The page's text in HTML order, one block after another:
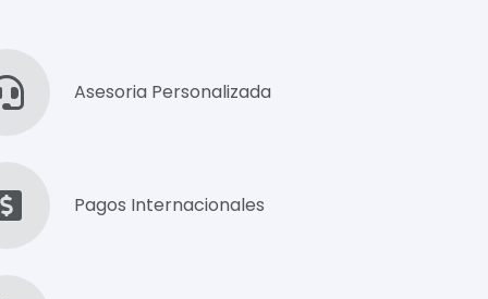
Asesoria Personalizada
Pagos Internacionales